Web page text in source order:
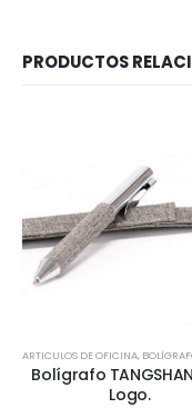
PRODUCTOS
ARTICULOS DE OFICINA,
Bolígrafo
Logo.